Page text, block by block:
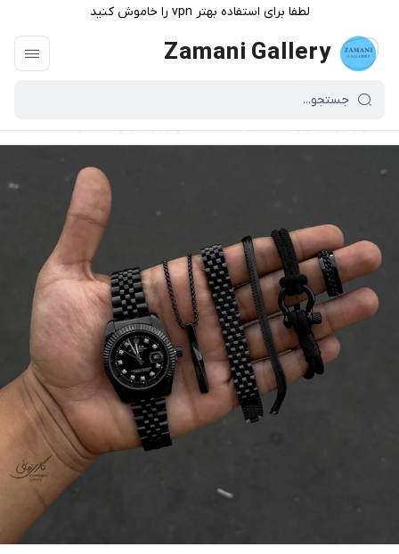
لطفا برای استفاده بهتر vpn را خاموش کنید
Zamani Gallery